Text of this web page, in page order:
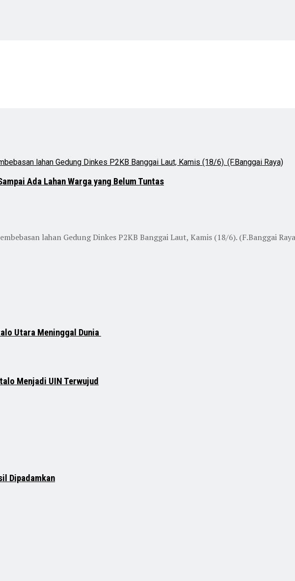
Ada Lahan Warga yang Belum Tuntas
lahan Gedung Dinkes P2KB Banggai Laut, Kamis (18/6). (F.Banggai
Utara Meninggal Dunia
Menjadi UIN Terwujud
Dipadamkan